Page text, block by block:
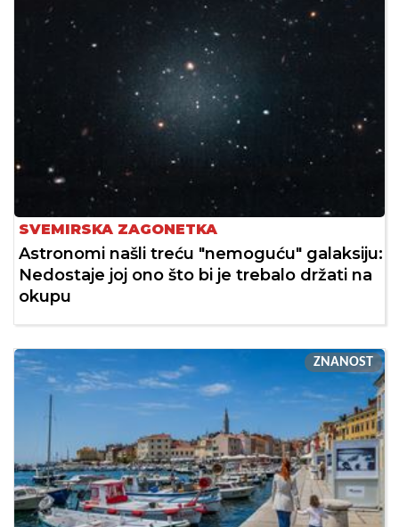
SVEMIRSKA ZAGONETKA
Astronomi našli treću "nemoguću" galaksiju:
Nedostaje joj ono što bi je trebalo držati na
okupu
ZNANOST